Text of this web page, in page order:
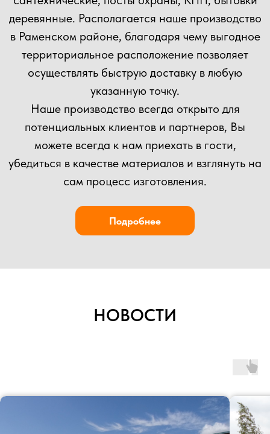
НОВОСТИ
Загрузить файлы
политикой
конфиденциальности сайта